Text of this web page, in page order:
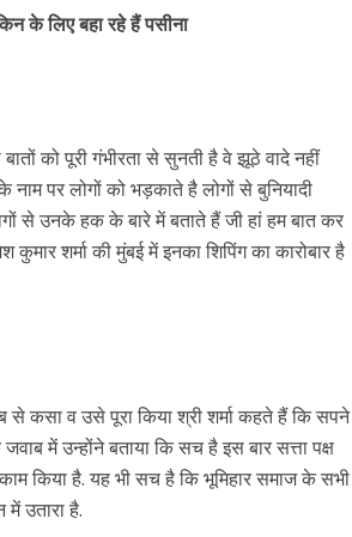
लोकेशन्स पर हो रही है शूटिंग
भोपाल में हुई पूरी”
के लिए बहा रहे हैं पसीना
को पूरी गंभीरता से सुनती है वे झूठे वादे नहीं
नाम पर लोगों को भड़काते है लोगों से बुनियादी
से उनके हक के बारे में बताते हैं जी हां हम बात कर
शर्मा की मुंबई में इनका शिपिंग का कारोबार है
से कसा व उसे पूरा किया श्री शर्मा कहते हैं कि सपने
में उन्होंने बताया कि सच है इस बार सत्ता पक्ष
किया है. यह भी सच है कि भूमिहार समाज के सभी
उतारा है.